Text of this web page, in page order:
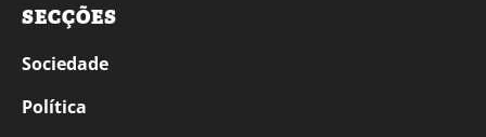
SECÇÕES
Sociedade
Política